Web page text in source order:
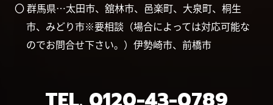
〇 群馬県…太田市、舘林市、邑楽町、大泉町、桐生
市、みどり市※要相談（場合によっては対応可能な
のでお問合せ下さい。）伊勢崎市、前橋市